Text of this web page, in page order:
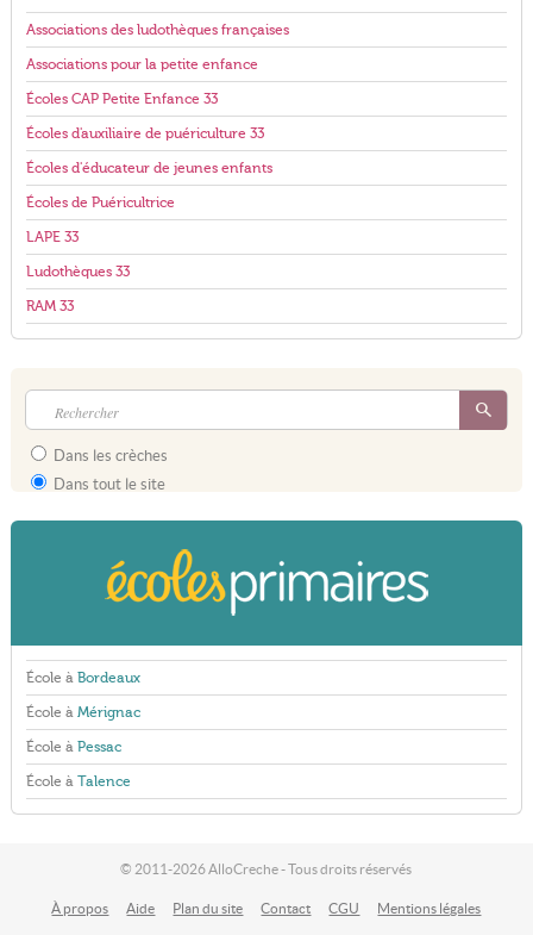
Associations des ludothèques françaises
Associations pour la petite enfance
Écoles CAP Petite Enfance 33
Écoles d'auxiliaire de puériculture 33
Écoles d'éducateur de jeunes enfants
Écoles de Puéricultrice
LAPE 33
Ludothèques 33
RAM 33
Dans les crèches
Dans tout le site
École à Bordeaux
École à Mérignac
École à Pessac
École à Talence
© 2011-2026 AlloCreche - Tous droits réservés
À propos Aide Plan du site Contact CGU Mentions légales